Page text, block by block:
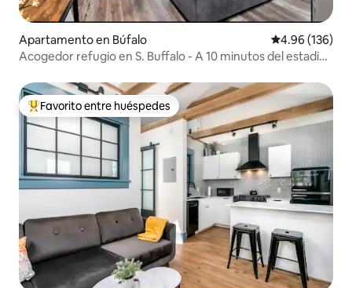
Apartamento en Búfalo Calificación
4.96 (136)
Acogedor refugio en S. Buffalo - A 10 minutos del estadio
Favorito entre huéspedes preferido
Favorito entre huéspedes